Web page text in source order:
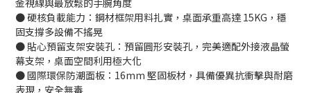
金視線與最放鬆的手腕角度
● 硬核負載能力：鋼材框架用料扎實，桌面承重高達 15KG，穩
固支撐多設備不搖晃
● 貼心預留支架安裝孔：預留圓形安裝孔，完美適配外接液晶螢
幕支架，桌面空間利用極大化
● 國際環保防潮面板：16mm 堅固板材，具備優異抗衝擊與耐磨
表現，安全無毒